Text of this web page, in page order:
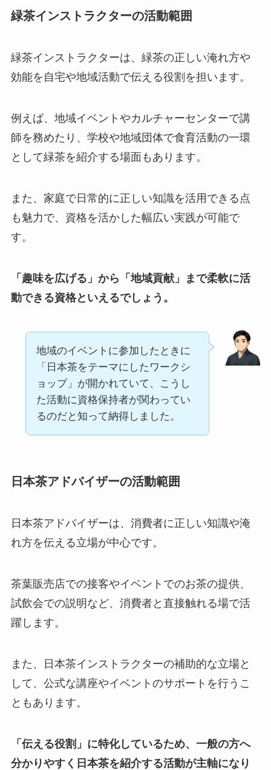
緑茶インストラクターの活動範囲
緑茶インストラクターは、緑茶の正しい淹れ方や
効能を自宅や地域活動で伝える役割を担います。
例えば、地域イベントやカルチャーセンターで講
師を務めたり、学校や地域団体で食育活動の一環
として緑茶を紹介する場面もあります。
また、家庭で日常的に正しい知識を活用できる点
も魅力で、資格を活かした幅広い実践が可能で
す。
「趣味を広げる」から「地域貢献」まで柔軟に活
動できる資格といえるでしょう。
地域のイベントに参加したときに
「日本茶をテーマにしたワークシ
ョップ」が開かれていて、こうし
た活動に資格保持者が関わってい
るのだと知って納得しました。
日本茶アドバイザーの活動範囲
日本茶アドバイザーは、消費者に正しい知識や淹
れ方を伝える立場が中心です。
茶葉販売店での接客やイベントでのお茶の提供、
試飲会での説明など、消費者と直接触れる場で活
躍します。
また、日本茶インストラクターの補助的な立場と
して、公式な講座やイベントのサポートを行うこ
ともあります。
「伝える役割」に特化しているため、一般の方へ
分かりやすく日本茶を紹介する活動が主軸になり